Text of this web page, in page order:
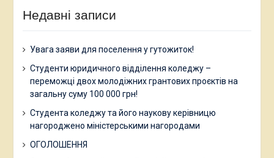
Недавні записи
Увага заяви для поселення у гутожиток!
Студенти юридичного відділення коледжу –
переможці двох молодіжних грантових проєктів на
загальну суму 100 000 грн!
Студента коледжу та його наукову керівницю
нагороджено міністерськими нагородами
ОГОЛОШЕННЯ